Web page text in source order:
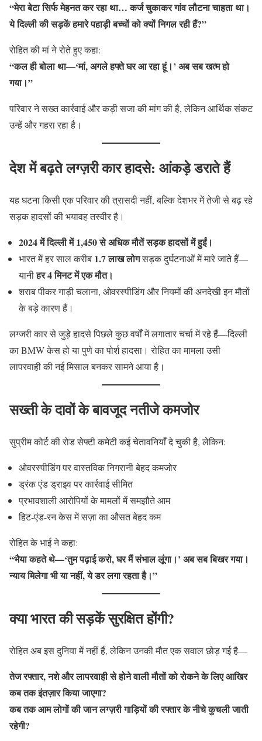
“मेरा बेटा सिर्फ मेहनत कर रहा था… कर्ज चुकाकर गांव लौटना चाहता था।
ये दिल्ली की सड़कें हमारे पहाड़ी बच्चों को क्यों निगल रही हैं?”
रोहित की मां ने रोते हुए कहा:
“कल ही बोला था—‘मां, अगले हफ्ते घर आ रहा हूं।’ अब सब खत्म हो
गया।”
परिवार ने सख्त कार्रवाई और कड़ी सजा की मांग की है, लेकिन आर्थिक संकट
उन्हें और गहरा रहा है।
देश में बढ़ते लग्ज़री कार हादसे: आंकड़े डराते हैं
यह घटना किसी एक परिवार की त्रासदी नहीं, बल्कि देशभर में तेजी से बढ़ रहे
सड़क हादसों की भयावह तस्वीर है।
2024 में दिल्ली में 1,450 से अधिक मौतें सड़क हादसों में हुईं।
भारत में हर साल करीब 1.7 लाख लोगसड़क दुर्घटनाओं में मारे जाते हैं—
यानीहर 4 मिनट में एक मौत।
शराब पीकर गाड़ी चलाना, ओवरस्पीडिंग और नियमों की अनदेखी इन मौतों
के बड़े कारण हैं।
लग्जरी कार से जुड़े हादसे पिछले कुछ वर्षों में लगातार चर्चा में रहे हैं—दिल्ली
का BMW केस हो या पुणे का पोर्श हादसा। रोहित का मामला उसी
लापरवाही की नई मिसाल बनकर सामने आया है।
सख्ती के दावों के बावजूद नतीजे कमजोर
सुप्रीम कोर्ट की रोड सेफ्टी कमेटी कई चेतावनियाँ दे चुकी है, लेकिन:
ओवरस्पीडिंग पर वास्तविक निगरानी बेहद कमजोर
ड्रंक एंड ड्राइव पर कार्रवाई सीमित
प्रभावशाली आरोपियों के मामलों में समझौते आम
हिट-एंड-रन केस में सज़ा का औसत बेहद कम
रोहित के भाई ने कहा:
“भैया कहते थे—‘तुम पढ़ाई करो, घर मैं संभाल लूंगा।’ अब सब बिखर गया।
न्याय मिलेगा भी या नहीं, ये डर लगा रहता है।”
क्या भारत की सड़कें सुरक्षित होंगी?
रोहित अब इस दुनिया में नहीं हैं, लेकिन उनकी मौत एक सवाल छोड़ गई है—
तेज रफ्तार, नशे और लापरवाही से होने वाली मौतों को रोकने के लिए आखिर
कब तक इंतज़ार किया जाएगा?
कब तक आम लोगों की जान लग्ज़री गाड़ियों की रफ्तार के नीचे कुचली जाती
रहेगी?